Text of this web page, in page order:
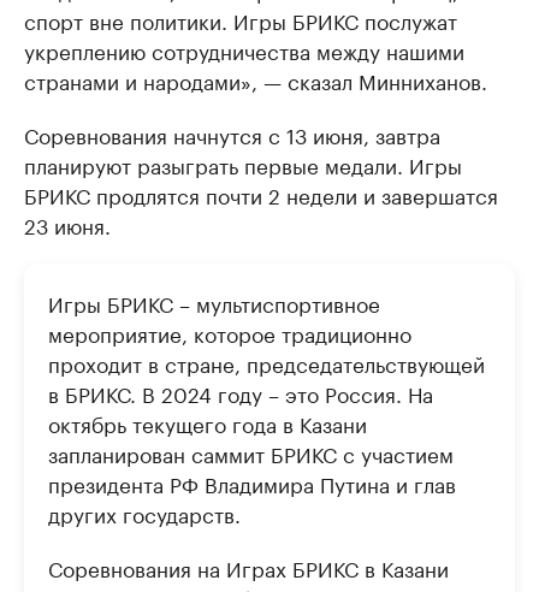
спорт вне политики. Игры БРИКС послужат
укреплению сотрудничества между нашими
странами и народами», — сказал Минниханов.
Соревнования начнутся с 13 июня, завтра
планируют разыграть первые медали. Игры
БРИКС продлятся почти 2 недели и завершатся
23 июня.
Игры БРИКС – мультиспортивное
мероприятие, которое традиционно
проходит в стране, председательствующей
в БРИКС. В 2024 году – это Россия. На
октябрь текущего года в Казани
запланирован саммит БРИКС с участием
президента РФ Владимира Путина и глав
других государств.
Соревнования на Играх БРИКС в Казани